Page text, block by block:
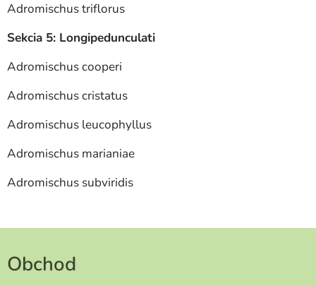
Adromischus triflorus
Sekcia 5: Longipedunculati
Adromischus cooperi
Adromischus cristatus
Adromischus leucophyllus
Adromischus marianiae
Adromischus subviridis
Obchod